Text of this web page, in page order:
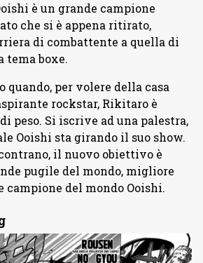
è un grande campione
che si è appena ritirato,
di combattente a quella di
tema boxe.
quando, per volere della casa
rockstar, Rikitaro è
peso. Si iscrive ad una palestra,
Ooishi sta girando il suo show.
il nuovo obiettivo è
pugile del mondo, migliore
campione del mondo Ooishi.